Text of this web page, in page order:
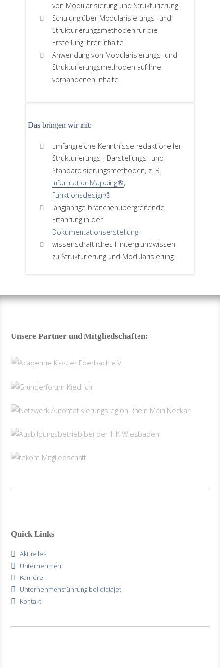
von Modularisierung und Strukturierung
Schulung über Modularisierungs- und
Strukturierungsmethoden für die
Erstellung Ihrer Inhalte
Anwendung von Modularisierungs- und
Strukturierungsmethoden auf Ihre
vorhandenen Inhalte
Das bringen wir mit:
umfangreiche Kenntnisse redaktioneller
Strukturierungs-, Darstellungs- und
Standardisierungsmethoden, z. B.
Information Mapping®,
Funktionsdesign®
langjährige branchenübergreifende
Erfahrung in der
Dokumentationserstellung
wissenschaftliches Hintergrundwissen
zu Strukturierung und Modularisierung
Unsere Partner und Mitgliedschaften:
Quick Links
Aktuelles
Unternehmen
Karriere
Unternehmensführung bei dictaJet
Kontakt